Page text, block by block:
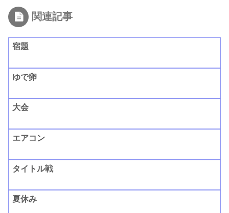
関連記事
宿題
ゆで卵
大会
エアコン
タイトル戦
夏休み